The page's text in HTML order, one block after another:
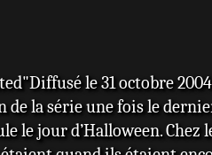
le 31 octobre
de la série une fois le
le jour d’Halloween.